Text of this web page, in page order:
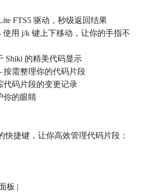
FTS5 驱动，秒级返回结果
用 j/k 键上下移动，让你的手指不
Shiki 的精美代码显示
需整理你的代码片段
码片段的变更记录
你的眼睛
快捷键，让你高效管理代码片段：
板 |